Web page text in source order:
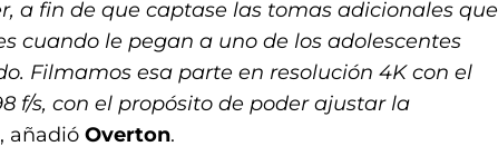
a fin de que captase las tomas adicionales que
cuando le pegan a uno de los adolescentes
Filmamos esa parte en resolución 4K con el
f/s, con el propósito de poder ajustar la
, añadió Overton.